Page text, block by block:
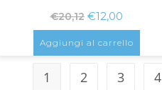
€20,12 €12,00
Aggiungi al carrello
1 2 3 4